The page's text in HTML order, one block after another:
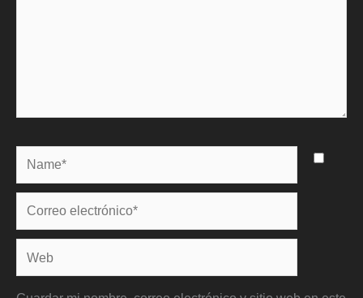
Name*
Correo
electrónico*
Web